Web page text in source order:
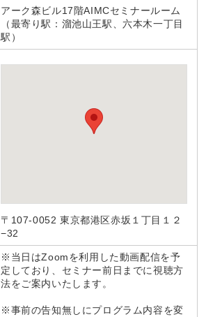
アーク森ビル17階AIMCセミナールーム
（最寄り駅：溜池山王駅、六本木一丁目
駅）
〒107-0052 東京都港区赤坂１丁目１２
−32
※当日はZoomを利用した動画配信を予
定しており、セミナー前日までに視聴方
法をご案内いたします。
※事前の告知無しにプログラム内容を変